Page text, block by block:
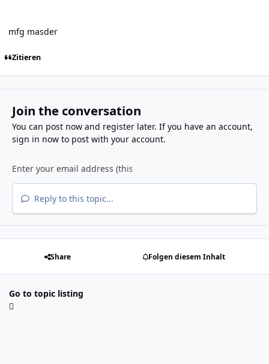
mfg masder
Zitieren
Join the conversation
You can post now and register later. If you have an account,
sign in nowto post with your account.
Reply to this topic...
Share Folgen diesem Inhalt
Go to topic listing